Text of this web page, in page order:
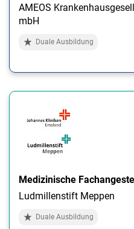
AMEOS
mbH
Duale Ausbildung
Medizinische
Ludmillenstift Meppen
Duale Ausbildung